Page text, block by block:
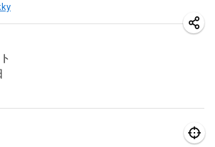
Championship
la Sarthe